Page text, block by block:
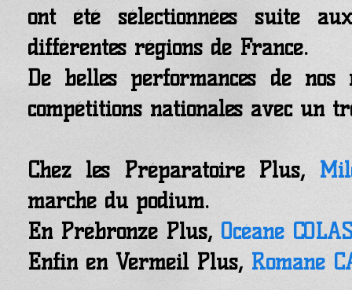
ont été sélectionnées suite
différentes régions de France.
De belles performances de
compétitions nationales avec un
Chez les Préparatoire Plus,
marche du podium.
En Prébronze Plus, Océane
Enfin en Vermeil Plus, Romane